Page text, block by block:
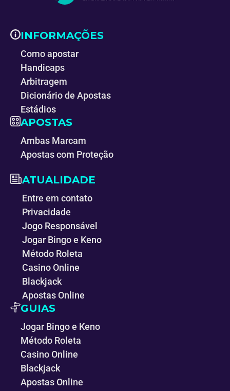
INFORMAÇÕES
Como apostar
Handicaps
Arbitragem
Dicionário de Apostas
Estádios
APOSTAS
Ambas Marcam
Apostas com Proteção
ATUALIDADE
Entre em contato
Privacidade
Jogo Responsável
Jogar Bingo e Keno
Método Roleta
Casino Online
Blackjack
Apostas Online
GUIAS
Jogar Bingo e Keno
Método Roleta
Casino Online
Blackjack
Apostas Online